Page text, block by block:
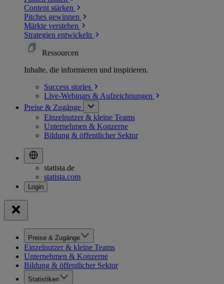
Content stärken
Pitches gewinnen
Märkte verstehen
Strategien entwickeln
Ressourcen
Inhalte, die informieren und inspirieren.
Success stories
Live-Webinars & Aufzeichnungen
Preise & Zugänge
Einzelnutzer & kleine Teams
Unternehmen & Konzerne
Bildung & öffentlicher Sektor
statista.de
statista.com
Preise & Zugänge
Einzelnutzer & kleine Teams
Unternehmen & Konzerne
Bildung & öffentlicher Sektor
Statistiken